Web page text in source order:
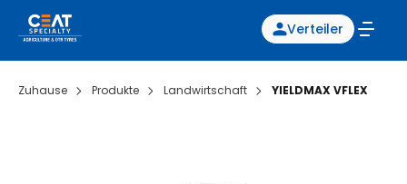
Verteiler
Zuhause Produkte Landwirtschaft YIELDMAX VFLEX